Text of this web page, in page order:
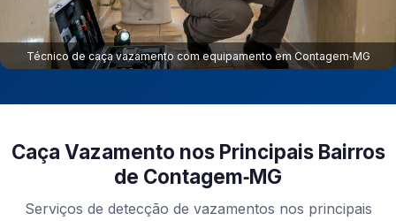
Técnico de caça vazamento com equipamento em Contagem‑MG
Caça Vazamento nos Principais Bairros
de Contagem‑MG
Serviços de detecção de vazamentos nos principais